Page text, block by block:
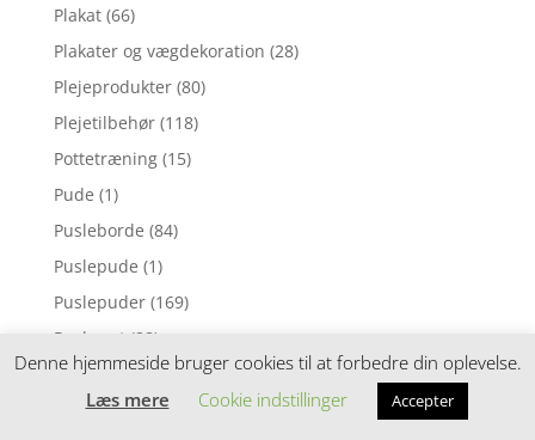
Plakat (66)
Plakater og vægdekoration (28)
Plejeprodukter (80)
Plejetilbehør (118)
Pottetræning (15)
Pude (1)
Pusleborde (84)
Puslepude (1)
Puslepuder (169)
Puslesæt (88)
Puslespil (7)
Pusletaske (53)
Denne hjemmeside bruger cookies til at forbedre din oplevelse.
Læs mere
Cookie indstillinger Accepter